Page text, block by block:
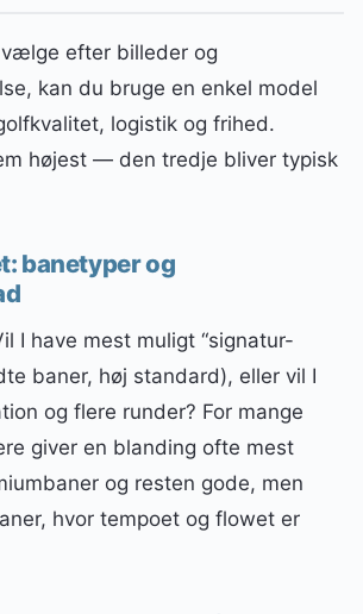
efter billeder og
kan du bruge en enkel model
logistik og frihed.
højest — den tredje bliver typisk
banetyper og
I have mest muligt “signatur-
baner, høj standard), eller vil I
og flere runder? For mange
giver en blanding ofte mest
og resten gode, men
hvor tempoet og flowet er